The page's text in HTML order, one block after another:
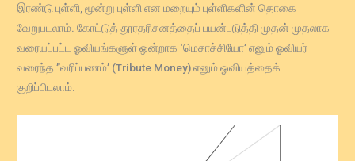
இரண்டு புள்ளி, மூன்று புள்ளி என மறையும் புள்ளிகளின் தொகை
வேறுபடலாம். கோட்டுத் தூரதரிசனத்தைப் பயன்படுத்தி முதன் முதலாக
வரையப்பட்ட ஓவியங்களுள் ஒன்றாக ‘மெசாச்சியோ’ எனும் ஓவியர்
வரைந்த ”வரிப்பணம்’ (Tribute Money) எனும் ஓவியத்தைக்
குறிப்பிடலாம்.